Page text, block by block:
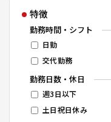
特徴
勤務時間・シフト
日勤
交代勤務
勤務日数・休日
週3日以下
土日祝日休み